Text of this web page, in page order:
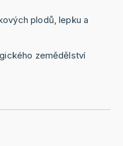
plodů, lepku a
zemědělství